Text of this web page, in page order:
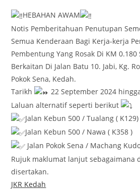
HEBAHAN AWAM
Notis Pemberitahuan Penutupan
Semua Kenderaan Bagi Kerja-kerja
Pembentung Yang Rosak Di KM
Berkaitan Di Jalan Batu 10. Jabi, Kg.
Pokok Sena, Kedah.
Tarikh
22 September 2024
Laluan alternatif seperti berikut
Jalan Kebun 500 / Tualang ( K129)
Jalan Kebun 500 / Nawa ( K358 )
Jalan Pokok Sena / Machang
Rujuk maklumat lanjut sebagaimana
disertakan.
JKR Kedah